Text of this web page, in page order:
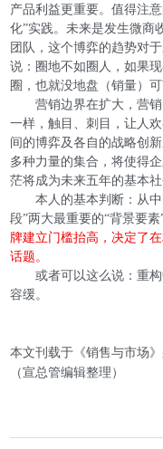
产品利益更重要。值得注
化”实践。未来是发生微商
团队，这个博弈的趋势对
说：圈地不如圈人，如果
圈，也就没地盘（销量）可
营销边界在扩大，营销
一样，触目、刺目，让人
间的博弈及各自的战略创
多种力量的集合，将使得
茫将成为未来五年的基本社
本人的基本判断：从中
段”两大最重要的“背景要素
牌建立门槛抬高，决定了
话题。
或者可以这么说：重构
容缓。
本文刊载于《销售与市场
（宣总管编辑整理）